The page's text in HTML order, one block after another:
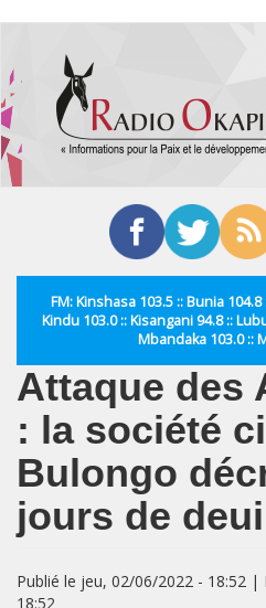
contenu
principal
FM: Kinshasa 103.5 :: Bunia
Kindu 103.0 :: Kisangani 94.8 ::
Mbandaka 103.0 ::
Attaque des
: la société
Bulongo
jours de
Publié le jeu, 02/06/2022 - 18:52
18:52